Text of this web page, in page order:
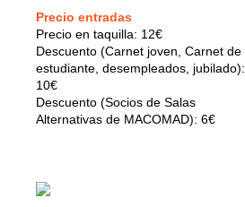
Precio entradas
Precio en taquilla: 12€
Descuento (Carnet joven, Carnet de
estudiante, desempleados, jubilado):
10€
Descuento (Socios de Salas
Alternativas de MACOMAD): 6€